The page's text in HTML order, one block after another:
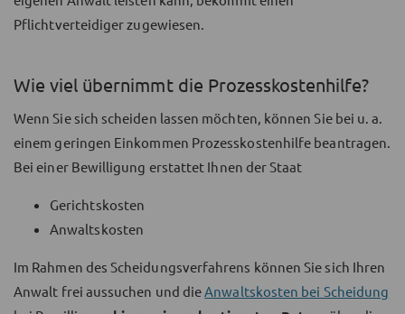
Pflichtverteidiger zugewiesen.
Wie viel übernimmt die Prozesskostenhilfe?
Wenn Sie sich scheiden lassen möchten, können Sie bei u. a.
einem geringen Einkommen Prozesskostenhilfe beantragen.
Bei einer Bewilligung erstattet Ihnen der Staat
Gerichtskosten
Anwaltskosten
Im Rahmen des Scheidungsverfahrens können Sie sich Ihren
Anwalt frei aussuchen und dieAnwaltskosten bei Scheidung